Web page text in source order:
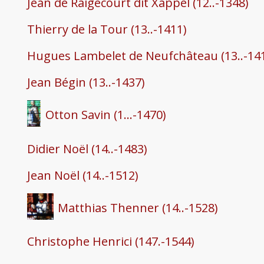
Thierry de la Tour (13..-1411)
Hugues Lambelet de Neufchâteau (13..-
Jean Bégin (13..-1437)
Otton Savin (1...-1470)
Didier Noël (14..-1483)
Jean Noël (14..-1512)
Matthias Thenner (14..-1528)
Christophe Henrici (147.-1544)